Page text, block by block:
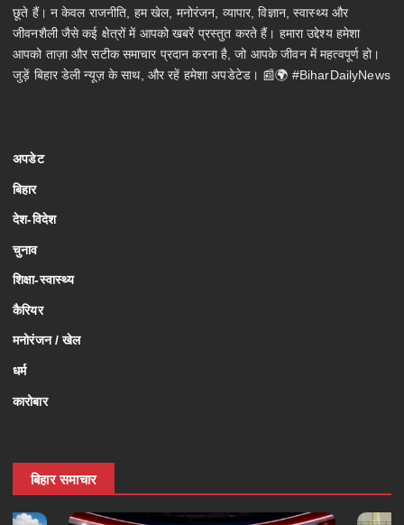
छूते हैं। न केवल राजनीति, हम खेल, मनोरंजन, व्यापार, विज्ञान, स्वास्थ्य और
जीवनशैली जैसे कई क्षेत्रों में आपको खबरें प्रस्तुत करते हैं। हमारा उद्देश्य हमेशा
आपको ताज़ा और सटीक समाचार प्रदान करना है, जो आपके जीवन में महत्वपूर्ण हो।
जुड़ें बिहार डेली न्यूज़ के साथ, और रहें हमेशा अपडेटेड। 📰🌍 #BiharDailyNews
अपडेट
बिहार
देश-विदेश
चुनाव
शिक्षा-स्वास्थ्य
कैरियर
मनोरंजन / खेल
धर्म
कारोबार
बिहार समाचार